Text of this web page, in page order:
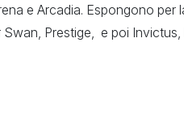
e Arcadia. Espongono per
Prestige, e poi Invictus,